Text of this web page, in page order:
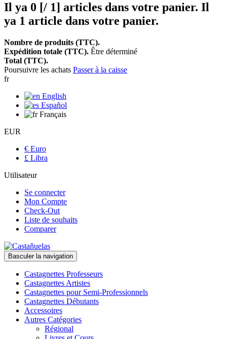
Il ya 0 [/ 1] articles dans votre panier. Il
ya 1 article dans votre panier.
Nombre de produits (TTC).
Expédition totale (TTC). Être déterminé
Total (TTC).
Poursuivre les achats Passer à la caisse
fr
English
Español
Français
EUR
€ Euro
£ Libra
Utilisateur
Se connecter
Mon Compte
Check-Out
Liste de souhaits
Comparer
Basculer la navigation
Castagnettes Professeurs
Castagnettes Artistes
Castagnettes pour Semi-Professionnels
Castagnettes Débutants
Accessoires
Autres Catégories
Régional